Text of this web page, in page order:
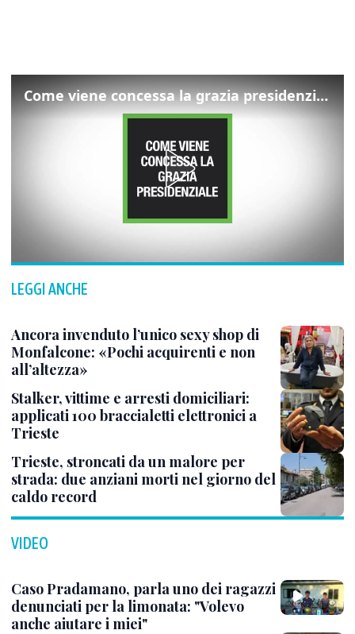
Come viene concessa la grazia presidenziale
LEGGI ANCHE
Ancora invenduto l’unico sexy shop di
Monfalcone: «Pochi acquirenti e non
all’altezza»
Stalker, vittime e arresti domiciliari:
applicati 100 braccialetti elettronici a
Trieste
Trieste, stroncati da un malore per
strada: due anziani morti nel giorno del
caldo record
VIDEO
Caso Pradamano, parla uno dei ragazzi
denunciati per la limonata: "Volevo
anche aiutare i miei"